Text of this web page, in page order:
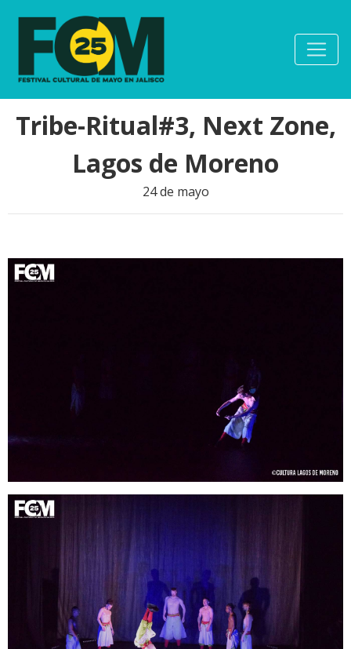
Tribe-Ritual#3, Next Zone,
Lagos de Moreno
24 de mayo